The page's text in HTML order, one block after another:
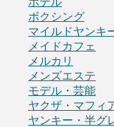
ボクシング
マイルドヤンキ
メイドカフェ
メルカリ
メンズエステ
モデル・芸能
ヤクザ・マフィ
ヤンキー・半グ